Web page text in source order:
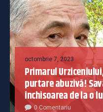
octombrie 7, 2023
Primarul
purtare abuzivă!
închisoarea de la o
0 Comentariu